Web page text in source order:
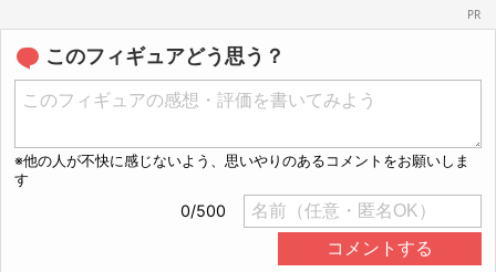
このフィギュアどう思う？